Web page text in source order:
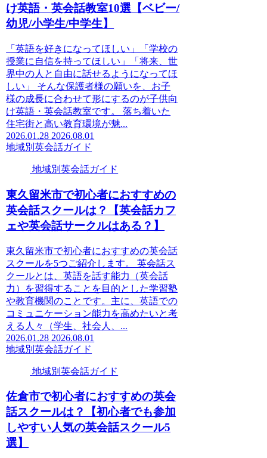
け英語・英会話教室10選【ベビー/
幼児/小学生/中学生】
「英語を好きになってほしい」「学校の
授業に自信を持ってほしい」「将来、世
界中の人と自由に話せるようになってほ
しい」 そんな保護者様の願いを、お子
様の成長に合わせて形にするのが子供向
け英語・英会話教室です。 落ち着いた
住宅街と高い教育環境が魅...
2026.01.28 2026.08.01
地域別英会話ガイド
地域別英会話ガイド
東久留米市で初心者におすすめの
英会話スクールは？【英会話カフ
ェや英会話サークルはある？】
東久留米市で初心者におすすめの英会話
スクールを5つご紹介します。 英会話ス
クールとは、英語を話す能力（英会話
力）を習得することを目的とした学習塾
や教育機関のことです。主に、英語での
コミュニケーション能力を高めたいと考
える人々（学生、社会人、...
2026.01.28 2026.08.01
地域別英会話ガイド
地域別英会話ガイド
佐倉市で初心者におすすめの英会
話スクールは？【初心者でも参加
しやすい人気の英会話スクール5
選】